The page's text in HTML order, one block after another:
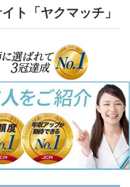
ト「ヤクマッチ」